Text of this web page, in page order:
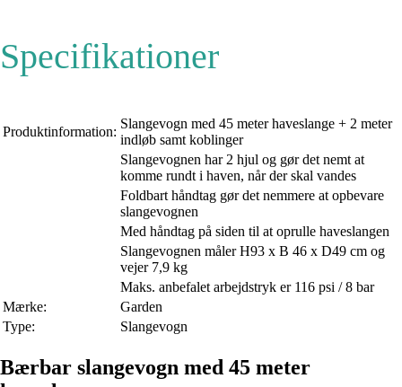
Specifikationer
Produktinformation:
Slangevogn med 45 meter haveslange + 2 meter
indløb samt koblinger
Slangevognen har 2 hjul og gør det nemt at
komme rundt i haven, når der skal vandes
Foldbart håndtag gør det nemmere at opbevare
slangevognen
Med håndtag på siden til at oprulle haveslangen
Slangevognen måler H93 x B 46 x D49 cm og
vejer 7,9 kg
Maks. anbefalet arbejdstryk er 116 psi / 8 bar
Mærke:
Garden
Type:
Slangevogn
Bærbar slangevogn med 45 meter